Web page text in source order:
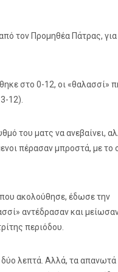
τον Προμηθέα Πάτρας, για
στο 0-12, οι «θαλασσί»
12).
του ματς να ανεβαίνει,
πέρασαν μπροστά, με το
ακολούθησε, έδωσε την
αντέδρασαν και
περιόδου.
λεπτά. Αλλά, τα